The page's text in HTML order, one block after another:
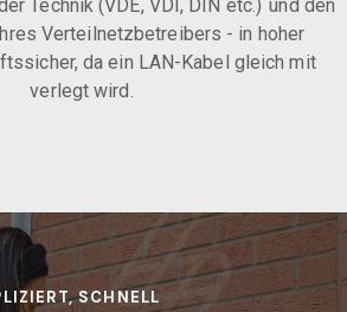
Technik (VDE, VDI, DIN etc.) und den
Verteilnetzbetreibers - in hoher
da ein LAN-Kabel gleich mit
verlegt wird.
SCHNELL